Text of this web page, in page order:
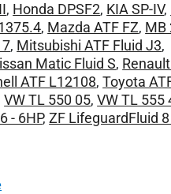
, Honda DPSF2, KIA SP-IV,
, Mazda ATF FZ, MB
, Mitsubishi ATF Fluid J3,
Matic Fluid S,
ATF L12108,Toyota
VW TL 550 05,VW TL 555
- 6HP,ZF LifeguardFluid 8